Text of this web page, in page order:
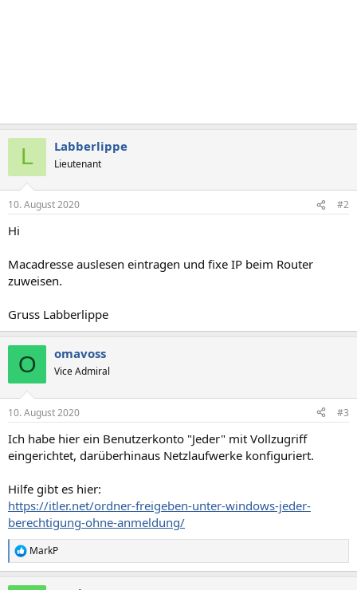
L Labberlippe
Lieutenant
10. August 2020 #2
Hi
Macadresse auslesen eintragen und fixe IP beim Router
zuweisen.
Gruss Labberlippe
O omavoss
Vice Admiral
10. August 2020 #3
Ich habe hier ein Benutzerkonto "Jeder" mit Vollzugriff
eingerichtet, darüberhinaus Netzlaufwerke konfiguriert.
Hilfe gibt es hier:
https://itler.net/ordner-freigeben-unter-windows-jeder-
berechtigung-ohne-anmeldung/
R
e
MarkP